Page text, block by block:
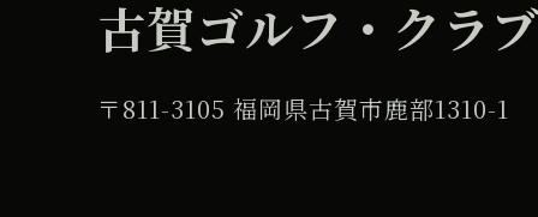
古賀ゴルフ・クラ
〒811-3105 福岡県古賀市鹿部1310-1